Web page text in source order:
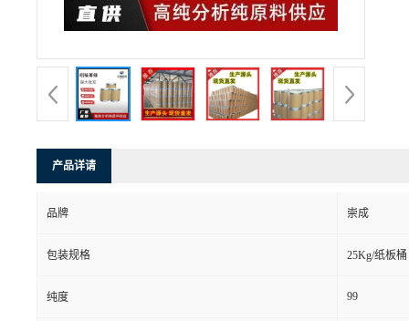
产品详请
品牌 崇成
包装规格 25Kg/纸板桶
纯度 99